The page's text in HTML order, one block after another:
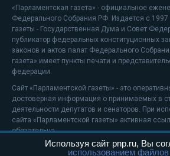
«Парламентская газета» - официальное
Федерального Собрания РФ. Издается с 1997
газеты - Государственная Дума и Совет
публикатор федеральных конституционных
законов и актов палат Федерального
газета» имеет пункты печати и
федерации.
Сайт «Парламентской газеты» - это
достоверная информация о принимаемых в
деятельности депутатов и сенаторов. При
сайта «Парламентской газеты» активная
обязательна.
На информационном ресурсе применяются
Используя сайт pnp.ru, Вы
использованием